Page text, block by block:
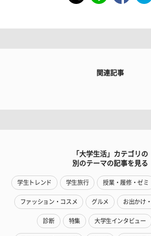
関連記事
「大学生活」カテゴリの
別のテーマの記事を見る
学生トレンド 学生旅行 授業・履修・ゼミ
ファッション・コスメ グルメ お出かけ
診断 特集 大学生インタビュー